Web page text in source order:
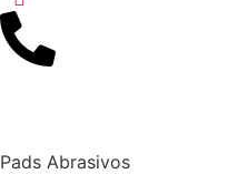
Pads Abrasivos